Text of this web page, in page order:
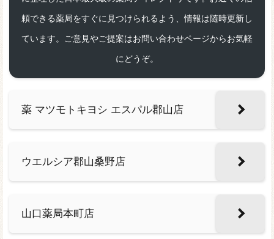
頼できる薬局をすぐに見つけられるよう、情報は随時更新し
ています。ご意見やご提案はお問い合わせページからお気軽
にどうぞ。
薬 マツモトキヨシ エスパル郡山店
ウエルシア郡山桑野店
山口薬局本町店